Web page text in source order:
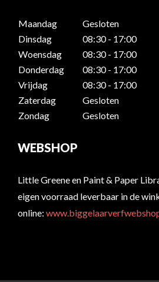
Maandag
Gesloten
Dinsdag
08:30 - 17:00
Woensdag
08:30 - 17:00
Donderdag
08:30 - 17:00
Vrijdag
08:30 - 17:00
Zaterdag
Gesloten
Zondag
Gesloten
WEBSHOP
Little Greene en Paint & Paper
eigen voorraad leverbaar in de
online: